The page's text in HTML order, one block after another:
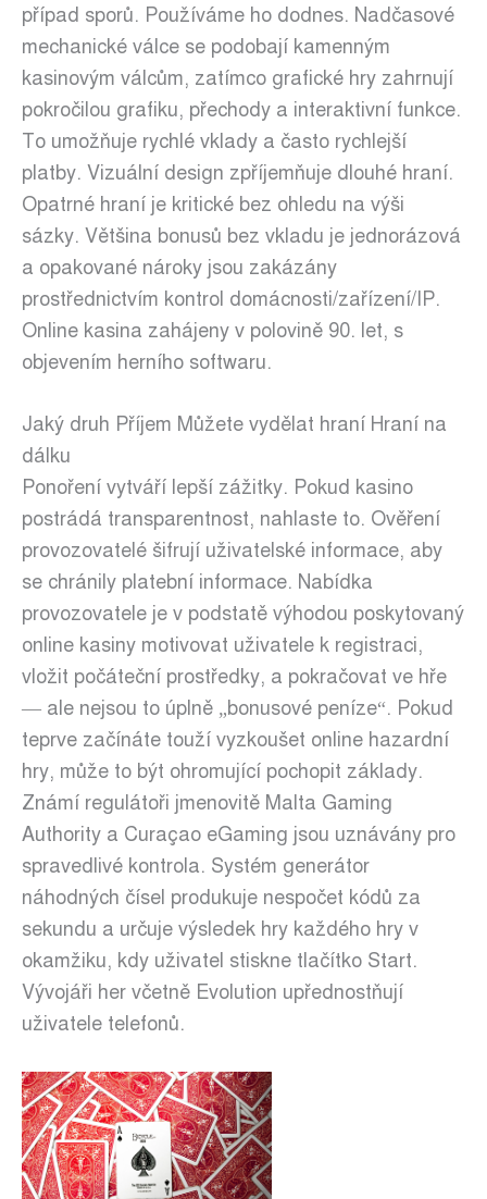
případ sporů. Používáme ho dodnes. Nadčasové
mechanické válce se podobají kamenným
kasinovým válcům, zatímco grafické hry zahrnují
pokročilou grafiku, přechody a interaktivní funkce.
To umožňuje rychlé vklady a často rychlejší
platby. Vizuální design zpříjemňuje dlouhé hraní.
Opatrné hraní je kritické bez ohledu na výši
sázky. Většina bonusů bez vkladu je jednorázová
a opakované nároky jsou zakázány
prostřednictvím kontrol domácnosti/zařízení/IP.
Online kasina zahájeny v polovině 90. let, s
objevením herního softwaru.
Jaký druh Příjem Můžete vydělat hraní Hraní na
dálku
Ponoření vytváří lepší zážitky. Pokud kasino
postrádá transparentnost, nahlaste to. Ověření
provozovatelé šifrují uživatelské informace, aby
se chránily platební informace. Nabídka
provozovatele je v podstatě výhodou poskytovaný
online kasiny motivovat uživatele k registraci,
vložit počáteční prostředky, a pokračovat ve hře
— ale nejsou to úplně „bonusové peníze“. Pokud
teprve začínáte touží vyzkoušet online hazardní
hry, může to být ohromující pochopit základy.
Známí regulátoři jmenovitě Malta Gaming
Authority a Curaçao eGaming jsou uznávány pro
spravedlivé kontrola. Systém generátor
náhodných čísel produkuje nespočet kódů za
sekundu a určuje výsledek hry každého hry v
okamžiku, kdy uživatel stiskne tlačítko Start.
Vývojáři her včetně Evolution upřednostňují
uživatele telefonů.